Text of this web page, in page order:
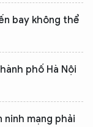
bay không thể
phố Hà Nội
ninh mạng phải